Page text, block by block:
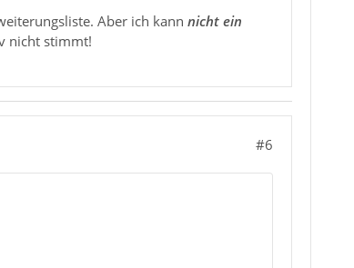
Aber ich kann nicht ein
nicht stimmt!
#6